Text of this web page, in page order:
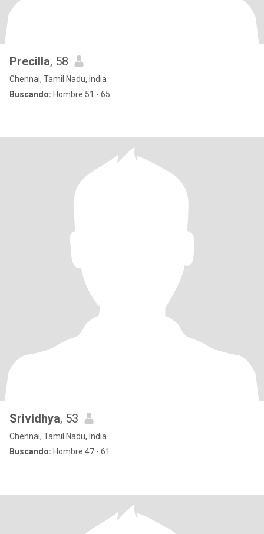
Precilla, 58
Chennai, Tamil Nadu, India
Buscando: Hombre 51 - 65
Srividhya, 53
Chennai, Tamil Nadu, India
Buscando: Hombre 47 - 61